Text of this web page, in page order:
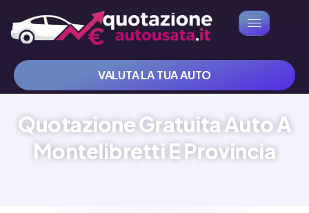
VALUTA LA TUA AUTO
Quotazione Gratuita Auto A
Montelibretti E Provincia